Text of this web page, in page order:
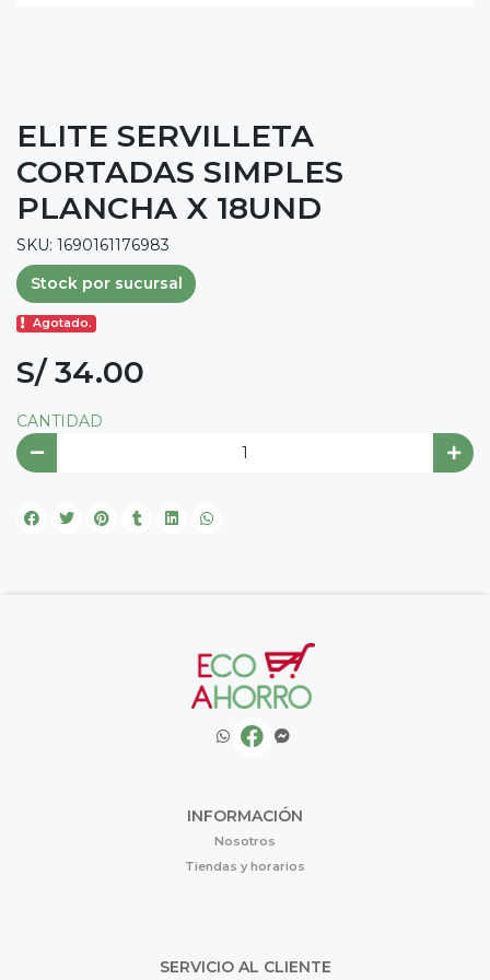
ELITE SERVILLETA
CORTADAS SIMPLES
PLANCHA X 18UND
SKU: 1690161176983
Stock por sucursal
Agotado.
S/ 34.00
CANTIDAD
INFORMACIÓN
Nosotros
Tiendas y horarios
SERVICIO AL CLIENTE